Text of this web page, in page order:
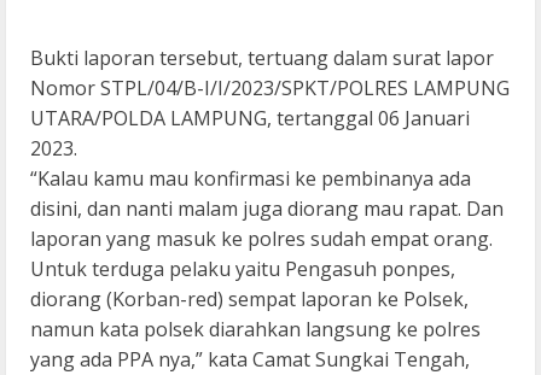
Bukti laporan tersebut, tertuang dalam surat lapor
Nomor STPL/04/B-I/I/2023/SPKT/POLRES LAMPUNG
UTARA/POLDA LAMPUNG, tertanggal 06 Januari
2023.
“Kalau kamu mau konfirmasi ke pembinanya ada
disini, dan nanti malam juga diorang mau rapat. Dan
laporan yang masuk ke polres sudah empat orang.
Untuk terduga pelaku yaitu Pengasuh ponpes,
diorang (Korban-red) sempat laporan ke Polsek,
namun kata polsek diarahkan langsung ke polres
yang ada PPA nya,” kata Camat Sungkai Tengah,